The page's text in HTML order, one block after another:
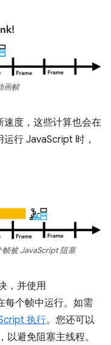
画帧
度，这些计算也会在
行 JavaScript 时，
帧被 JavaScript 阻塞
，并使用
每个帧中运行。如需
执行。您还可以
，以避免阻塞主线程。